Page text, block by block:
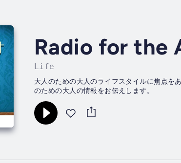
Radio for the
Life
大人のための大人のライフスタイルに焦点を
のための大人の情報をお伝えします。